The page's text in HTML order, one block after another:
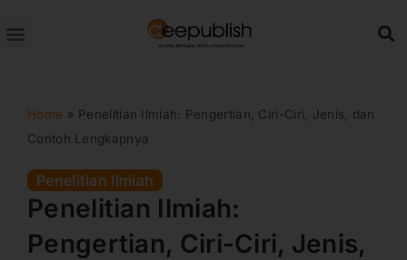
ke
Home » Penelitian Ilmiah: Pengertian, Ciri-Ciri, Jenis, dan
Contoh Lengkapnya
Penelitian Ilmiah
Penelitian Ilmiah:
Pengertian, Ciri-Ciri, Jenis,